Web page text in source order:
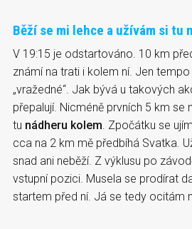
Běží se mi lehce a užívám si tu
V 19:15 je odstartováno. 10 km
známí na trati i kolem ní. Jen
„vražedné“. Jak bývá u takových
přepalují. Nicméně prvních 5 km se
tu nádheru kolem . Zpočátku se
cca na 2 km mě předbíhá Svatka.
snad ani neběží. Z výklusu po
vstupní pozici. Musela se prodírat
startem před ní. Já se tedy ocitám